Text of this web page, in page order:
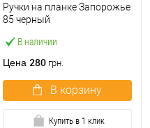
В наличии
Ручки на планке Запорожье
85 черный
Цена 280 грн.
В корзину
Купить в 1 клик